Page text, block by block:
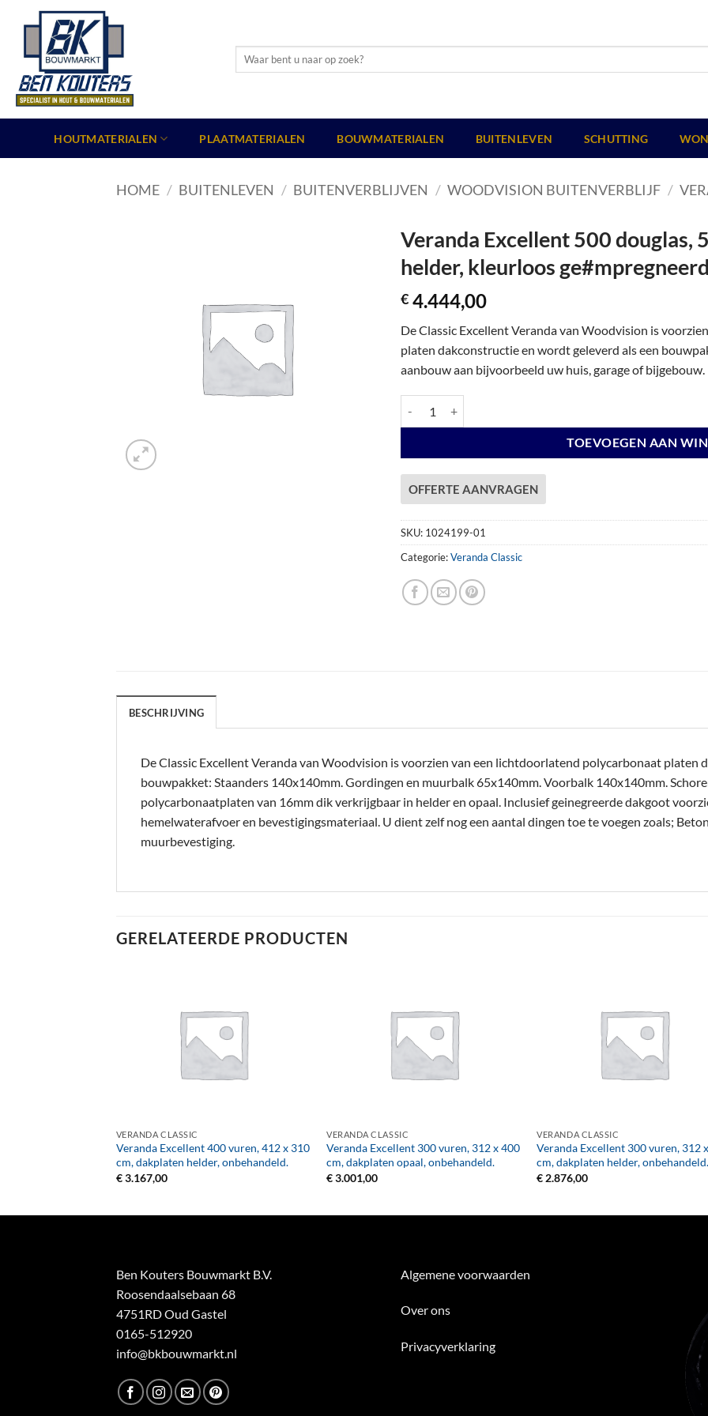
Zoeken
HOUTMATERIALEN PLAATMATERIALEN BOUWMATERIALEN BUITENLEVEN SCHUTTING
HOME / BUITENLEVEN / BUITENVERBLIJVEN / WOODVISION BUITENVERBLIJF /
Veranda Excellent 500 douglas,
helder, kleurloos
€ 4.444,00
De Classic Excellent Veranda van Woodvision is
platen dakconstructie en wordt geleverd als een
aanbouw aan bijvoorbeeld uw huis, garage of bijgebouw.
TOEVOEGEN AAN
OFFERTE AANVRAGEN
SKU: 1024199-01
Categorie:Veranda Classic
BESCHRIJVING
De Classic Excellent Veranda van Woodvision is voorzien van een lichtdoorlatend polycarbonaat platen
bouwpakket: Staanders 140x140mm. Gordingen en muurbalk 65x140mm. Voorbalk 140x140mm.
polycarbonaatplaten van 16mm dik verkrijgbaar in helder en opaal. Inclusief geinegreerde dakgoot
hemelwaterafvoer en bevestigingsmateriaal. U dient zelf nog een aantal dingen toe te voegen zoals;
muurbevestiging.
GERELATEERDE PRODUCTEN
VERANDA CLASSIC
Veranda Excellent 400 vuren, 412 x 310
cm, dakplaten helder, onbehandeld.
€3.167,00
VERANDA CLASSIC
Veranda Excellent 300 vuren, 312 x 400
cm, dakplaten opaal, onbehandeld.
€3.001,00
VERANDA CLASSIC
Veranda Excellent 300 vuren, 312
cm, dakplaten helder, onbehandeld.
€ 2.876,00
Ben Kouters Bouwmarkt B.V.
Roosendaalsebaan 68
4751RD Oud Gastel
0165-512920
info@bkbouwmarkt.nl
Algemene voorwaarden
Over ons
Privacyverklaring